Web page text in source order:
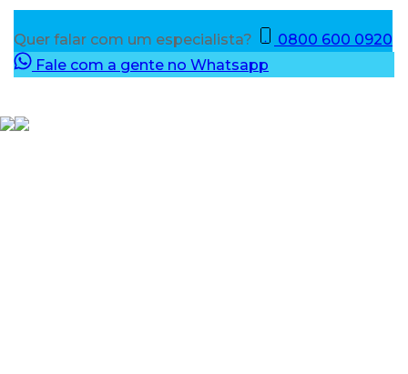
Quer falar com um especialista?
0800 600 0920
Fale com a gente no Whatsapp